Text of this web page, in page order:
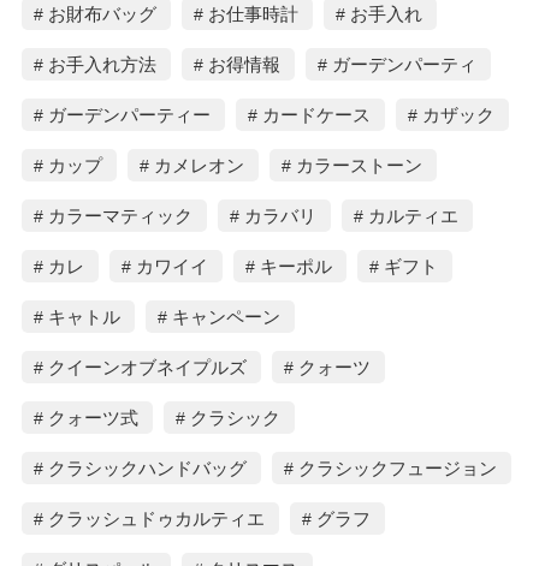
お財布バッグ お仕事時計 お手入れ
お手入れ方法 お得情報 ガーデンパーティ
ガーデンパーティー カードケース カザック
カップ カメレオン カラーストーン
カラーマティック カラバリ カルティエ
カレ カワイイ キーポル ギフト
キャトル キャンペーン
クイーンオブネイプルズ クォーツ
クォーツ式 クラシック
クラシックハンドバッグ クラシックフュージョン
クラッシュドゥカルティエ グラフ